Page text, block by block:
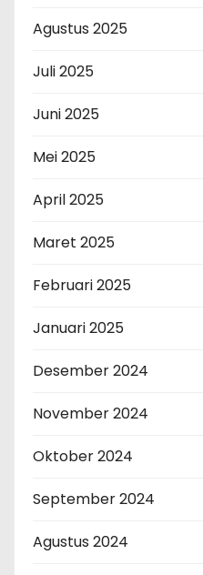
Agustus 2025
Juli 2025
Juni 2025
Mei 2025
April 2025
Maret 2025
Februari 2025
Januari 2025
Desember 2024
November 2024
Oktober 2024
September 2024
Agustus 2024